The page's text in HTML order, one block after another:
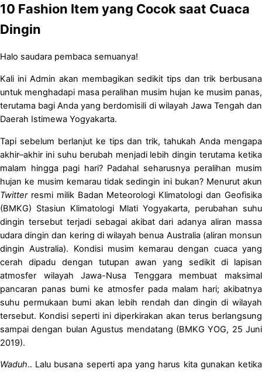
10 Fashion Item yang Cocok saat Cuaca
Dingin
Halo saudara pembaca semuanya!
Kali ini Admin akan membagikan sedikit tips dan trik berbusana
untuk menghadapi masa peralihan musim hujan ke musim panas,
terutama bagi Anda yang berdomisili di wilayah Jawa Tengah dan
Daerah Istimewa Yogyakarta.
Tapi sebelum berlanjut ke tips dan trik, tahukah Anda mengapa
akhir–akhir ini suhu berubah menjadi lebih dingin terutama ketika
malam hingga pagi hari? Padahal seharusnya peralihan musim
hujan ke musim kemarau tidak sedingin ini bukan? Menurut akun
Twitter resmi milik Badan Meteorologi Klimatologi dan Geofisika
(BMKG) Stasiun Klimatologi Mlati Yogyakarta, perubahan suhu
dingin tersebut terjadi sebagai akibat dari adanya aliran massa
udara dingin dan kering di wilayah benua Australia (aliran monsun
dingin Australia). Kondisi musim kemarau dengan cuaca yang
cerah dipadu dengan tutupan awan yang sedikit di lapisan
atmosfer wilayah Jawa-Nusa Tenggara membuat maksimal
pancaran panas bumi ke atmosfer pada malam hari; akibatnya
suhu permukaan bumi akan lebih rendah dan dingin di wilayah
tersebut. Kondisi seperti ini diperkirakan akan terus berlangsung
sampai dengan bulan Agustus mendatang (BMKG YOG, 25 Juni
2019).
Waduh.. Lalu busana seperti apa yang harus kita gunakan ketika